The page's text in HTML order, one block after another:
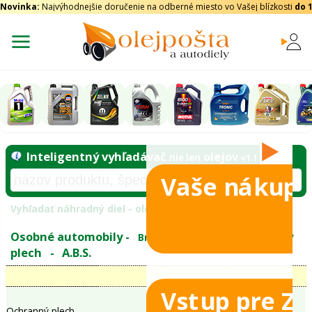
Novinka: Najvýhodnejšie doručenie na odberné miesto vo Vašej blízkosti do
Inteligentný vyhľadávač
Vyhľadať náhradný diel - olejový filter -
Vaše nákupy
Vstup pre